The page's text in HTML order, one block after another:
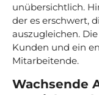
unübersichtlich.
der es erschwert,
auszugleichen.
Kunden und ein
Mitarbeitende.
Wachsende